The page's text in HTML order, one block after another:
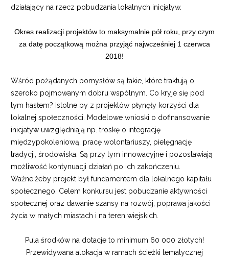
działający na rzecz pobudzania lokalnych inicjatyw.
Okres realizacji projektów to maksymalnie pół roku, przy czym
za datę początkową można przyjąć najwcześniej 1 czerwca
2018!
Wśród pożądanych pomysłów są takie, które traktują o
szeroko pojmowanym dobru wspólnym. Co kryje się pod
tym hasłem? Istotne by z projektów płynęły korzyści dla
lokalnej społeczności. Modelowe wnioski o dofinansowanie
inicjatyw uwzględniają np. troskę o integrację
międzypokoleniową, pracę wolontariuszy, pielęgnację
tradycji, środowiska. Są przy tym innowacyjne i pozostawiają
możliwość kontynuacji działań po ich zakończeniu.
Ważne,żeby projekt był fundamentem dla lokalnego kapitału
społecznego. Celem konkursu jest pobudzanie aktywności
społecznej oraz dawanie szansy na rozwój, poprawa jakości
życia w małych miastach i na teren wiejskich.
Pula środków na dotacje to minimum 60 000 złotych!
Przewidywana alokacja w ramach ścieżki tematycznej